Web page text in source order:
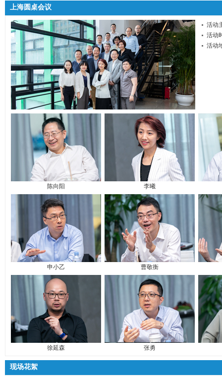
上海圆桌会议
活动
活动
活动
陈向阳 李曦
申小乙 曹敬衡
徐延森 张勇
现场花絮